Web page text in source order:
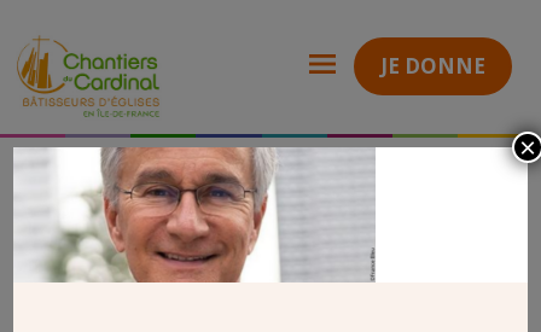
JE DONNE
Chantiers
Cardinal
Carrousel Mobile Laurent Petitguillaume
CARROUSEL MOBILE LAURENT
PETITGUILLAUME
×